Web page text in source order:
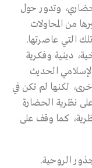
وتدور حول
من المحاولات
التي عاصرتها.
دينية وفكرية
الحديث
لكنها لم تكن في
نظرية الحضارة
كما وقف على
الروحية.